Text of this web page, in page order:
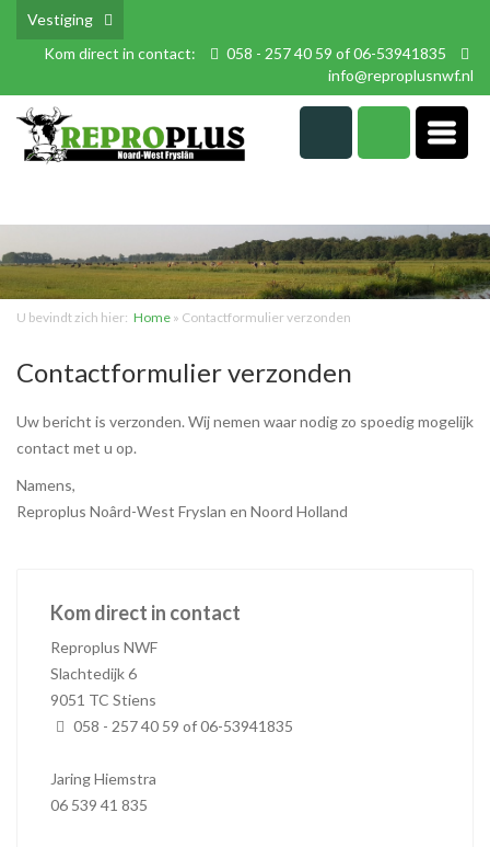
Vestiging
Kom direct in contact:
058 - 257 40 59 of 06-53941835
info@reproplusnwf.nl
U bevindt zich hier: Home » Contactformulier verzonden
Contactformulier verzonden
Uw bericht is verzonden. Wij nemen waar nodig zo spoedig mogelijk
contact met u op.
Namens,
Reproplus Noârd-West Fryslan en Noord Holland
Kom direct in contact
Reproplus NWF
Slachtedijk 6
9051 TC Stiens
058 - 257 40 59 of 06-53941835
Jaring Hiemstra
06 539 41 835